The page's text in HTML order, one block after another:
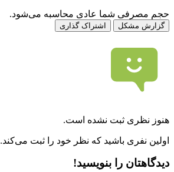
حجم مصرفی شما عادی محاسبه می‌شود.
گزارش مشکل اشتراک گذاری
هنوز نظری ثبت نشده است.
اولین نفری باشید که نظر خود را ثبت می‌کند.
دیدگاهتان را بنویسید!